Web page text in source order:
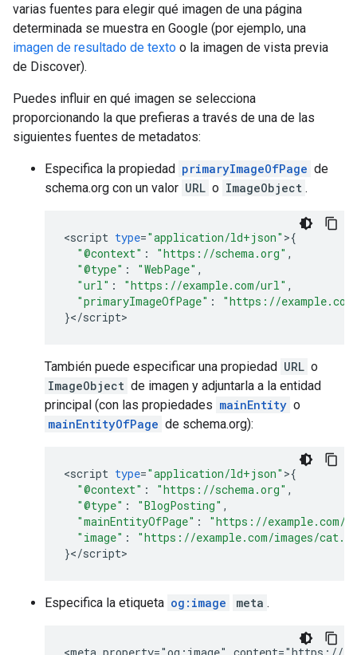
varias fuentes para elegir qué imagen de una página
determinada se muestra en Google (por ejemplo, una
imagen de resultado de texto o la imagen de vista previa
de Discover).
Puedes influir en qué imagen se selecciona
proporcionando la que prefieras a través de una de las
siguientes fuentes de metadatos:
Especifica la propiedad primaryImageOfPage de
schema.org con un valor URL o ImageObject .
<script type="application/ld+json" >{
"@context" : "https://schema.org" ,
"@type" : "WebPage" ,
"url" : "https://example.com/url" ,
"primaryImageOfPage" :
"https://
}</script>
También puede especificar una propiedad URL o
ImageObject de imagen y adjuntarla a la entidad
principal (con las propiedades mainEntity o
mainEntityOfPage de schema.org):
<script type="application/ld+json" >{
"@context" : "https://schema.org" ,
"@type" : "BlogPosting" ,
"mainEntityOfPage" :
"https://example.com/
"image" :
"https://example.com/images/
}</script>
Especifica la etiqueta og:image meta .
<meta property="og:image" content="https://